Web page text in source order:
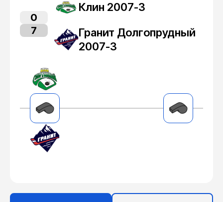
Клин 2007-3
0
7
Гранит Долгопрудный
2007-3